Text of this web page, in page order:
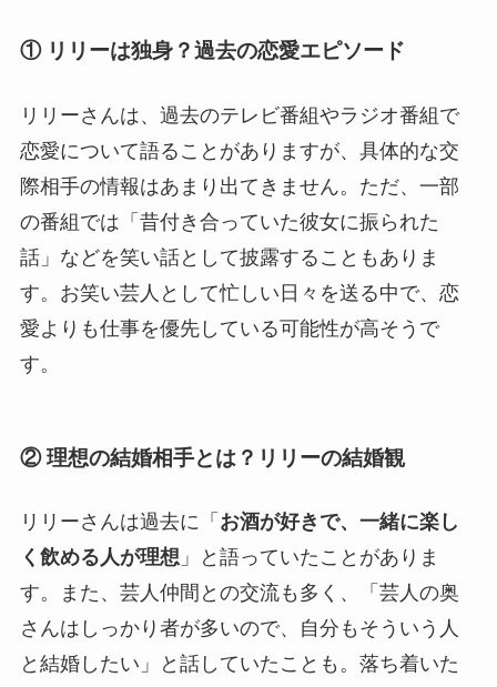
① リリーは独身？過去の恋愛エピソード
リリーさんは、過去のテレビ番組やラジオ番組で
恋愛について語ることがありますが、具体的な交
際相手の情報はあまり出てきません。ただ、一部
の番組では「昔付き合っていた彼女に振られた
話」などを笑い話として披露することもありま
す。お笑い芸人として忙しい日々を送る中で、恋
愛よりも仕事を優先している可能性が高そうで
す。
② 理想の結婚相手とは？リリーの結婚観
リリーさんは過去に「 お酒が好きで、一緒に楽し
く飲める人が理想」と語っていたことがありま
す。また、芸人仲間との交流も多く、「芸人の奥
さんはしっかり者が多いので、自分もそういう人
と結婚したい」と話していたことも。落ち着いた